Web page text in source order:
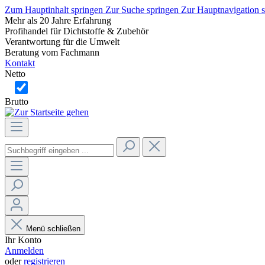
Zum Hauptinhalt springen Zur Suche springen Zur Hauptnavigation
Mehr als 20 Jahre Erfahrung
Profihandel für Dichtstoffe & Zubehör
Verantwortung für die Umwelt
Beratung vom Fachmann
Kontakt
Netto
Brutto
Menü schließen
Ihr Konto
Anmelden
oderregistrieren